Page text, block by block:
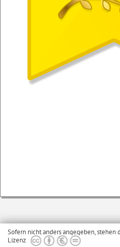
Sofern nicht anders angegeben,
Lizenz